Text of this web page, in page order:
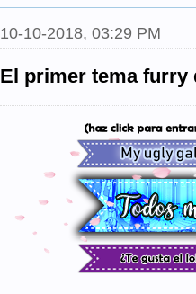
10-10-2018, 03:29 PM
El primer tema furry